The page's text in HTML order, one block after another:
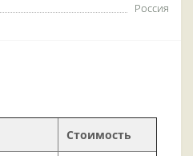
Россия
Стоимость